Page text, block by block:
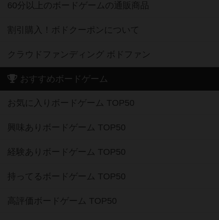
60分以上のボードゲームの通販商品
割引購入！ボドクーポンについて
クラウドファンディング ボドファン
おすすめボードゲーム
お気に入りボードゲーム TOP50
興味ありボードゲーム TOP50
経験ありボードゲーム TOP50
持ってるボードゲーム TOP50
高評価ボードゲーム TOP50